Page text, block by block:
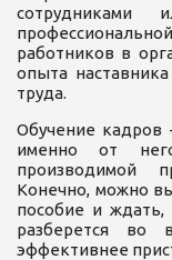
работников в
опыта
труда.
Обучение кадров
именно от
производимой
Конечно, можно
пособие и
разберется во
эффективнее